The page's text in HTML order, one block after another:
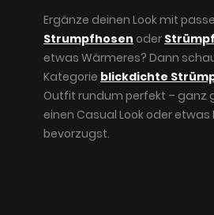
Ergänze deinen Look mit
Strumpfhosen oder
etwas Wärmeres? Dann
Kategorie blickdichte
Outfit rundum perfekt – ganz
einen Casual Look oder etwas
bevorzugst.